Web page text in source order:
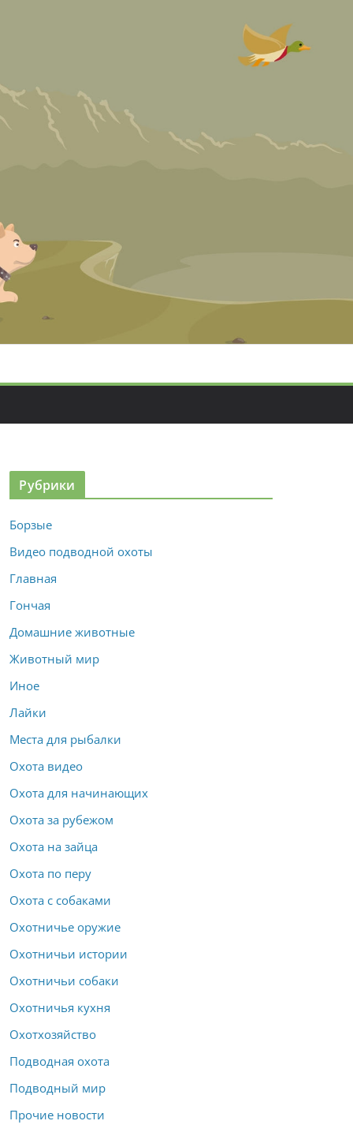
Рубрики
Борзые
Видео подводной охоты
Главная
Гончая
Домашние животные
Животный мир
Иное
Лайки
Места для рыбалки
Охота видео
Охота для начинающих
Охота за рубежом
Охота на зайца
Охота по перу
Охота с собаками
Охотничье оружие
Охотничьи истории
Охотничьи собаки
Охотничья кухня
Охотхозяйство
Подводная охота
Подводный мир
Прочие новости